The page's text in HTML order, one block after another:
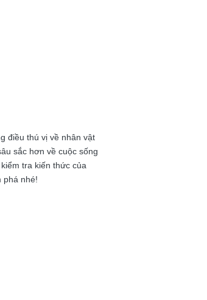
điều thú vị về nhân vật
sắc hơn về cuộc sống
tra kiến thức của
phá nhé!